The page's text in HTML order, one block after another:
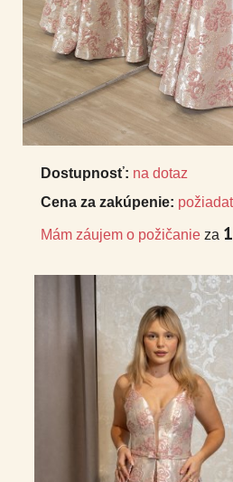
Dostupnosť: na dotaz
Cena za zakúpenie:
Mám záujem o požičanie za